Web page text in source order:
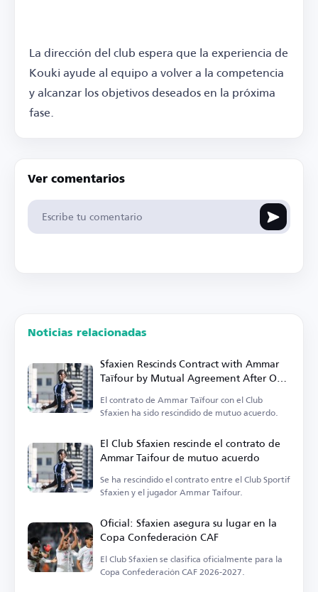
La dirección del club espera que la experiencia de
Kouki ayude al equipo a volver a la competencia
y alcanzar los objetivos deseados en la próxima
fase.
Ver comentarios
Noticias relacionadas
Sfaxien Rescinds Contract with Ammar
Taïfour by Mutual Agreement After One
Season
El contrato de Ammar Taïfour con el Club
Sfaxien ha sido rescindido de mutuo acuerdo.
El Club Sfaxien rescinde el contrato de
Ammar Taifour de mutuo acuerdo
Se ha rescindido el contrato entre el Club Sportif
Sfaxien y el jugador Ammar Taifour.
Oficial: Sfaxien asegura su lugar en la
Copa Confederación CAF
El Club Sfaxien se clasifica oficialmente para la
Copa Confederación CAF 2026-2027.